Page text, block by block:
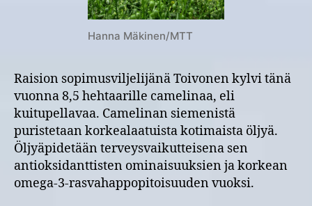
Hanna Mäkinen/MTT
Raision sopimusviljelijänä Toivonen kylvi tänä
vuonna 8,5 hehtaarille camelinaa, eli
kuitupellavaa. Camelinan siemenistä
puristetaan korkealaatuista kotimaista öljyä.
Öljyäpidetään terveysvaikutteisena sen
antioksidanttisten ominaisuuksien ja korkean
omega-3-rasvahappopitoisuuden vuoksi.